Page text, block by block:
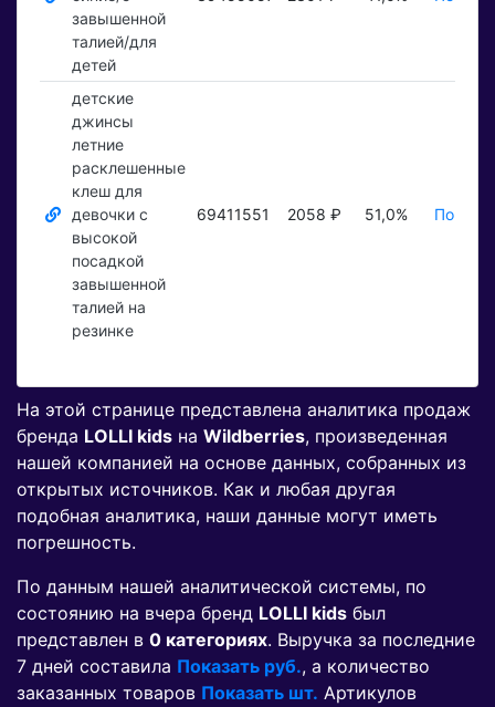
завышенной
талией/для
детей
детские
джинсы
летние
расклешенные
клеш для
девочки с
высокой
посадкой
завышенной
талией на
резинке
69411551 2058 ₽ 51,0%
На этой странице представлена аналитика продаж
бренда LOLLI kids на Wildberries, произведенная
нашей компанией на основе данных, собранных из
открытых источников. Как и любая другая
подобная аналитика, наши данные могут иметь
погрешность.
По данным нашей аналитической системы, по
состоянию на вчера бренд LOLLI kids был
представлен в 0 категориях. Выручка за последние
7 дней составила Показать руб., а количество
заказанных товаров Показать шт. Артикулов